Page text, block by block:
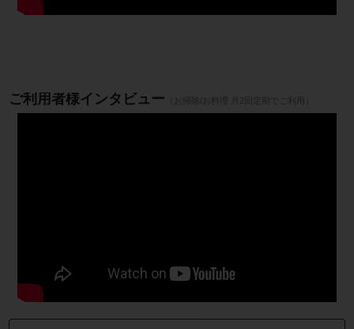
ご利用者様インタビュー （お掃除/お料理 月2回定期でご利用）